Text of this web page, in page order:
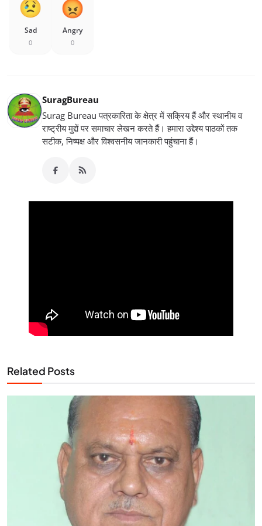
Sad
0
Angry
0
SuragBureau
Surag Bureau पत्रकारिता के क्षेत्र में सक्रिय हैं और स्थानीय व
राष्ट्रीय मुद्दों पर समाचार लेखन करते हैं। हमारा उद्देश्य पाठकों तक
सटीक, निष्पक्ष और विश्वसनीय जानकारी पहुंचाना हैं।
Related Posts